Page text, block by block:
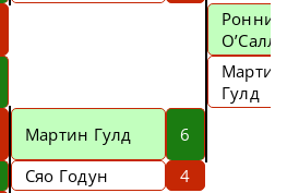
Ронни
Мартин
Гулд
Мартин Гулд
6
Сяо Годун
4